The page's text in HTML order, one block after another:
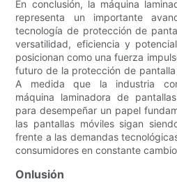
En conclusión, la máquina
representa un importante
tecnología de protección de
versatilidad, eficiencia y
posicionan como una fuerza
futuro de la protección de
A medida que la industria
máquina laminadora de
para desempeñar un papel
las pantallas móviles sigan
frente a las demandas
consumidores en constante
Onlusión